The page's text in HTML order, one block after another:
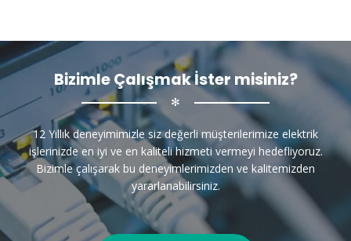
Bizimle Çalışmak İster misiniz?
✻
12 Yıllık deneyimimizle siz değerli müşterilerimize elektrik
işlerinizde en iyi ve en kaliteli hizmeti vermeyi hedefliyoruz.
Bizimle çalışarak bu deneyimlerimizden ve kalitemizden
yararlanabilirsiniz.